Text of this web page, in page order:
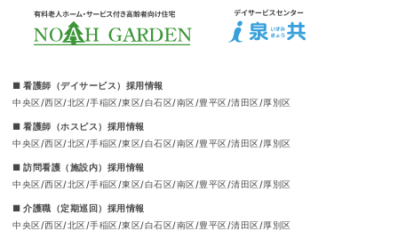
■ 介護職（定期巡回）採用情報
中央区 西区 北区 手稲区 東区 白石区 南区 豊平区 清田区 厚別区
■ 訪問看護（施設内）採用情報
中央区 西区 北区 手稲区 東区 白石区 南区 豊平区 清田区 厚別区
■ 看護師（デイサービス）採用情報
中央区 西区 北区 手稲区 東区 白石区 南区 豊平区 清田区 厚別区
■ 看護師（ホスピス）採用情報
中央区 西区 北区 手稲区 東区 白石区 南区 豊平区 清田区 厚別区